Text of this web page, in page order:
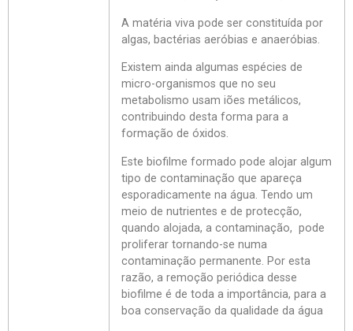
A matéria viva pode ser constituída por
algas, bactérias aeróbias e anaeróbias.
Existem ainda algumas espécies de
micro-organismos que no seu
metabolismo usam iões metálicos,
contribuindo desta forma para a
formação de óxidos.
Este biofilme formado pode alojar algum
tipo de contaminação que apareça
esporadicamente na água. Tendo um
meio de nutrientes e de protecção,
quando alojada, a contaminação, pode
proliferar tornando-se numa
contaminação permanente. Por esta
razão, a remoção periódica desse
biofilme é de toda a importância, para a
boa conservação da qualidade da água